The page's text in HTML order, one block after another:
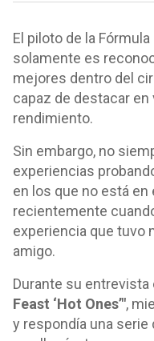
El piloto de la Fórmula
solamente es
mejores dentro del
capaz de destacar
rendimiento.
Sin embargo, no
experiencias
en los que no está
recientemente
experiencia que tuvo
amigo.
Durante su entrevista
Feast ‘Hot Ones’",
y respondía una